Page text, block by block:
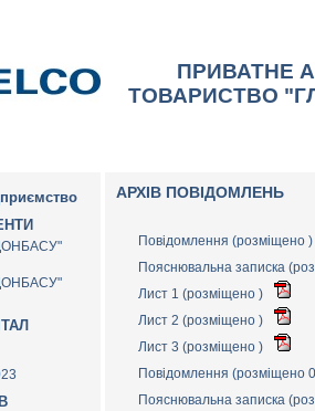
ПРИВАТНЕ
ТОВАРИСТВО
АРХІВ ПОВІДОМЛЕНЬ
Повідомлення (розміщено )
Пояснювальна записка
Лист 1 (розміщено )
Лист 2 (розміщено )
Лист 3 (розміщено )
Повідомлення (розміщено
Пояснювальна записка